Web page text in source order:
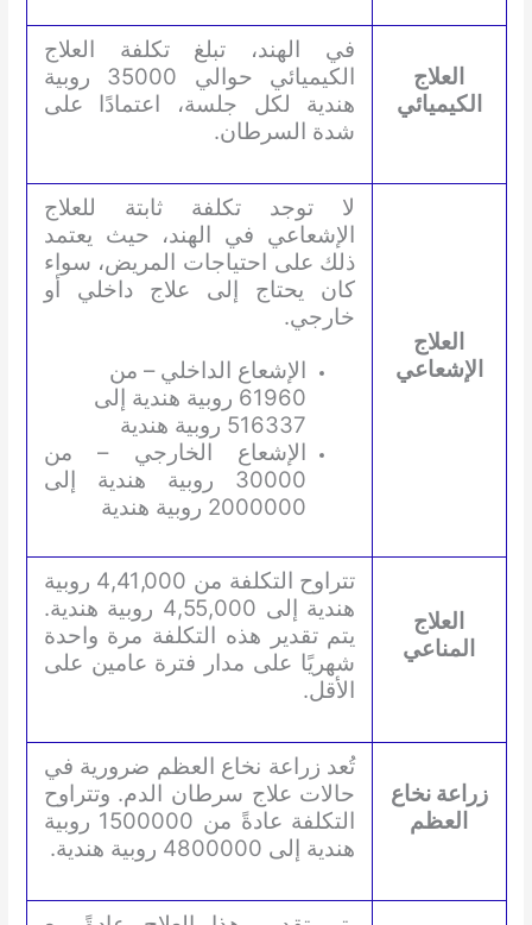
العلاج
الكيميائي
في الهند، تبلغ تكلفة العلاج
الكيميائي حوالي 35000 روبية
هندية لكل جلسة، اعتمادًا على
شدة السرطان.
العلاج
الإشعاعي
لا توجد تكلفة ثابتة للعلاج
الإشعاعي في الهند، حيث يعتمد
ذلك على احتياجات المريض، سواء
كان يحتاج إلى علاج داخلي أو
خارجي.
الإشعاع الداخلي – من
61960 روبية هندية إلى
516337 روبية هندية
الإشعاع الخارجي – من
30000 روبية هندية إلى
2000000 روبية هندية
العلاج
المناعي
تتراوح التكلفة من 4,41,000 روبية
هندية إلى 4,55,000 روبية هندية.
يتم تقدير هذه التكلفة مرة واحدة
شهريًا على مدار فترة عامين على
الأقل.
زراعة نخاع
العظم
تُعد زراعة نخاع العظم ضرورية في
حالات علاج سرطان الدم. وتتراوح
التكلفة عادةً من 1500000 روبية
هندية إلى 4800000 روبية هندية.